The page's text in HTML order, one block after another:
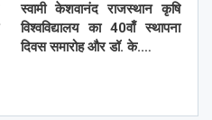
स्वामी केशवानंद राजस्थान कृषि
विश्वविद्यालय का 40वाँ स्थापना
दिवस समारोह और डॉ. के.…